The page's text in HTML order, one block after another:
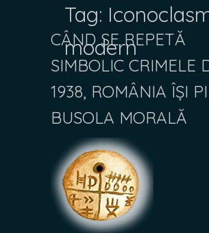
Tag:
modern
CÂND SE REPETĂ
SIMBOLIC CRIMELE
1938, ROMÂNIA ÎȘI
BUSOLA MORALĂ